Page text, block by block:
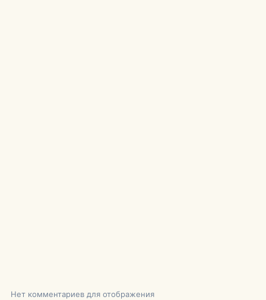
Нет комментариев для отображения